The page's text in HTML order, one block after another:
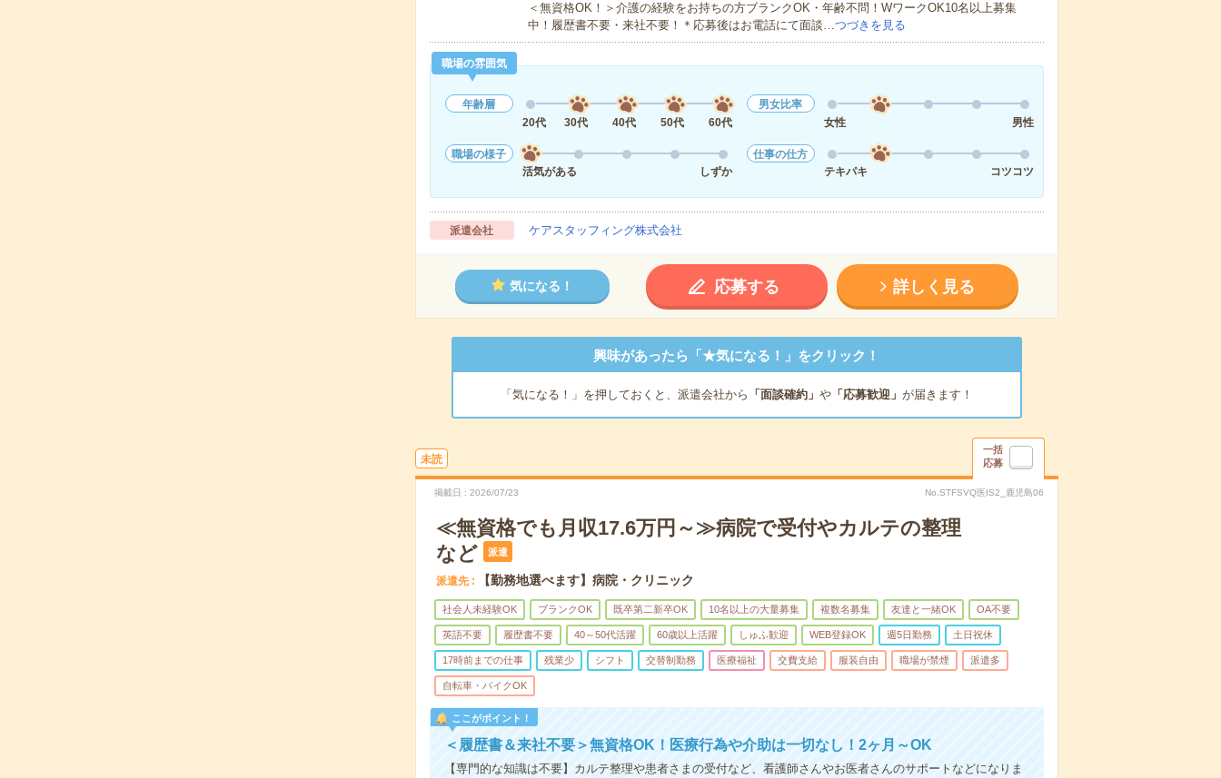
＜無資格OK！＞介護の経験をお持ちの方ブランクOK・年齢不問！WワークOK10名以上募集
中！履歴書不要・来社不要！＊応募後はお電話にて面談…つづきを見る
職場の雰囲気
年齢層
20代
30代 40代 50代 60代
男女比率
女性
男性
職場の様子
活気がある
しずか
仕事の仕方
テキパキ
コツコツ
派遣会社 ケアスタッフィング株式会社
気になる！ 応募する 詳しく見る
興味があったら「★気になる！」をクリック！
「気になる！」を押しておくと、派遣会社から 「面談確約」 や「応募歓迎」 が届きます！
未読
一括
応募
掲載日 2026/07/23 No.STFSVQ医IS2_鹿児島06
≪無資格でも月収17.6万円～≫病院で受付やカルテの整理
など
派遣
派遣先 【勤務地選べます】病院・クリニック
社会人未経験OK ブランクOK 既卒第二新卒OK 10名以上の大量募集 複数名募集 友達と一緒OK OA不要
英語不要 履歴書不要 40～50代活躍 60歳以上活躍 しゅふ歓迎 WEB登録OK 週5日勤務 土日祝休
17時前までの仕事 残業少 シフト 交替制勤務 医療福祉 交費支給 服装自由 職場が禁煙 派遣多
自転車・バイクOK
ここがポイント！
＜履歴書＆来社不要＞無資格OK！医療行為や介助は一切なし！2ヶ月～OK
【専門的な知識は不要】カルテ整理や患者さまの受付など、看護師さんやお医者さんのサポートなどになりま